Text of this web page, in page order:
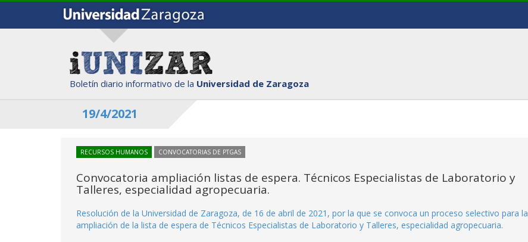
Boletín diario informativo de la Universidad de Zaragoza
19/4/2021
RECURSOS HUMANOS CONVOCATORIAS DE PTGAS
Convocatoria ampliación listas de espera. Técnicos Especialistas de Laboratorio y
Talleres, especialidad agropecuaria.
Resolución de la Universidad de Zaragoza, de 16 de abril de 2021, por la que se convoca un proceso selectivo para la
ampliación de la lista de espera de Técnicos Especialistas de Laboratorio y Talleres, especialidad agropecuaria.